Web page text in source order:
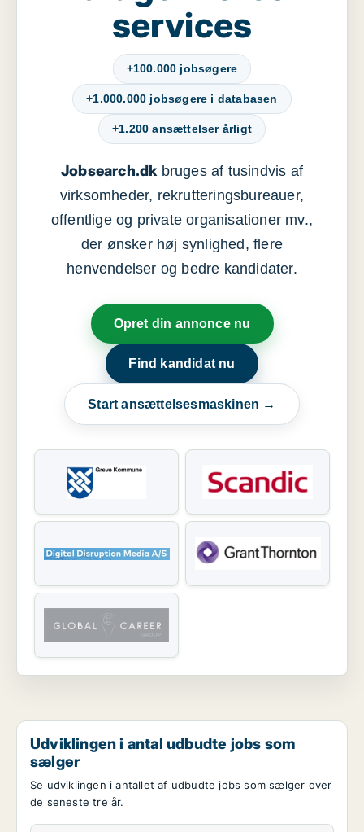
services
+100.000 jobsøgere
+1.000.000 jobsøgere i databasen
+1.200 ansættelser årligt
Jobsearch.dkbruges af tusindvis af
virksomheder, rekrutteringsbureauer,
offentlige og private organisationer mv.,
der ønsker høj synlighed, flere
henvendelser og bedre kandidater.
Opret din annonce nu
Find kandidat nu
Start ansættelsesmaskinen →
Udviklingen i antal udbudte jobs som
sælger
Se udviklingen i antallet af udbudte jobs som sælger over
de seneste tre år.